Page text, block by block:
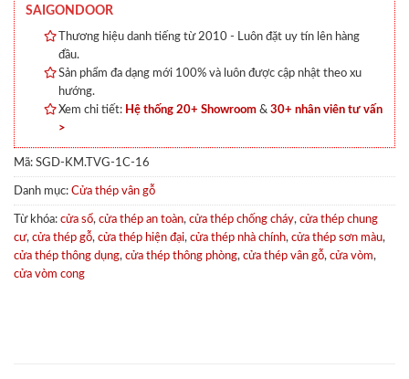
SAIGONDOOR
Thương hiệu danh tiếng từ 2010 - Luôn đặt uy tín lên hàng
đầu.
Sản phẩm đa dạng mới 100% và luôn được cập nhật theo xu
hướng.
Xem chi tiết: Hệ thống 20+ Showroom & 30+ nhân viên tư vấn
>
Mã: SGD-KM.TVG-1C-16
Danh mục: Cửa thép vân gỗ
Từ khóa: cửa sổ, cửa thép an toàn, cửa thép chống cháy, cửa thép chung
cư, cửa thép gỗ, cửa thép hiện đại, cửa thép nhà chính, cửa thép sơn màu,
cửa thép thông dụng, cửa thép thông phòng, cửa thép vân gỗ, cửa vòm,
cửa vòm cong